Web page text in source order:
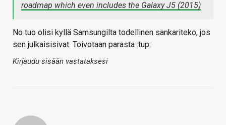
roadmap which even includes the Galaxy J5 (2015)
No tuo olisi kyllä Samsungilta todellinen sankariteko, jos
sen julkaisisivat. Toivotaan parasta :tup:
Kirjaudu sisään vastataksesi